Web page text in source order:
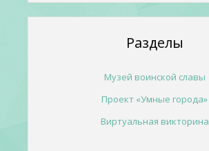
Разделы
Музей воинской славы
Проект «Умные города»
Виртуальная викторина